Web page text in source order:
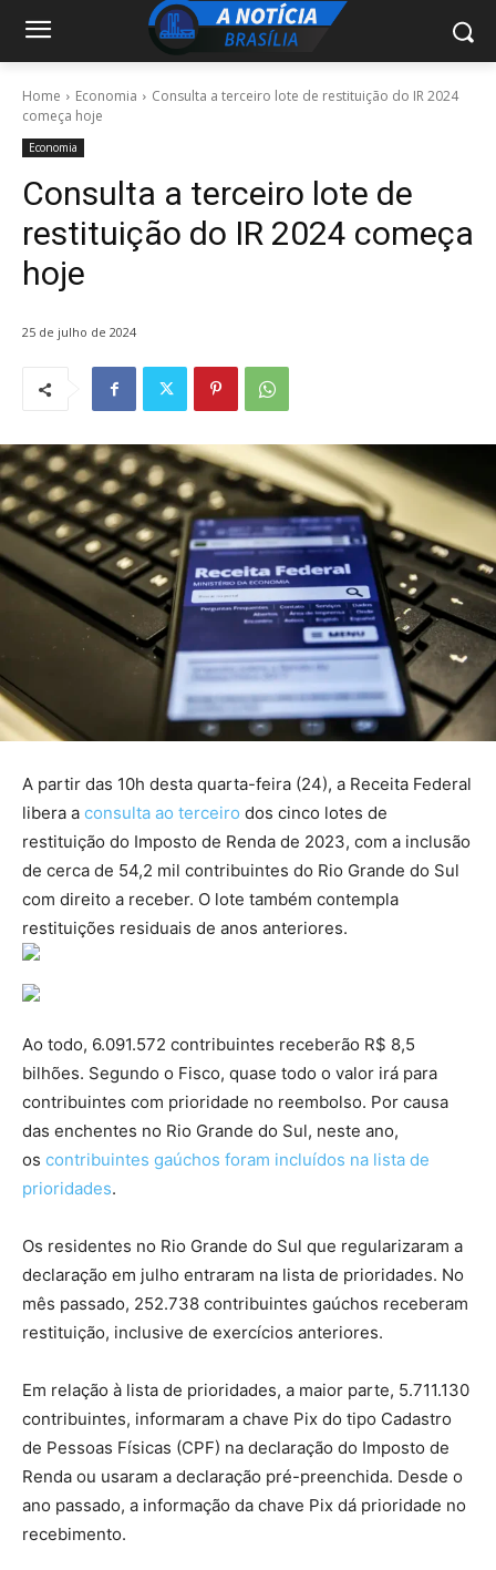
Home Economia
Consulta a terceiro lote de restituição do IR 2024
começa hoje
Economia
Consulta a terceiro lote de
restituição do IR 2024 começa
hoje
25 de julho de 2024
A partir das 10h desta quarta-feira (24), a Receita Federal
libera a consulta ao terceiro dos cinco lotes de
restituição do Imposto de Renda de 2023, com a inclusão
de cerca de 54,2 mil contribuintes do Rio Grande do Sul
com direito a receber. O lote também contempla
restituições residuais de anos anteriores.
Ao todo, 6.091.572 contribuintes receberão R$ 8,5
bilhões. Segundo o Fisco, quase todo o valor irá para
contribuintes com prioridade no reembolso. Por causa
das enchentes no Rio Grande do Sul, neste ano,
os contribuintes gaúchos foram incluídos na lista de
prioridades.
Os residentes no Rio Grande do Sul que regularizaram a
declaração em julho entraram na lista de prioridades. No
mês passado, 252.738 contribuintes gaúchos receberam
restituição, inclusive de exercícios anteriores.
Em relação à lista de prioridades, a maior parte, 5.711.130
contribuintes, informaram a chave Pix do tipo Cadastro
de Pessoas Físicas (CPF) na declaração do Imposto de
Renda ou usaram a declaração pré-preenchida. Desde o
ano passado, a informação da chave Pix dá prioridade no
recebimento.